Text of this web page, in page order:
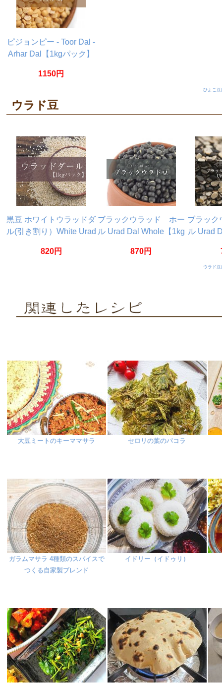
ピジョンピー - Toor Dal -
Arhar Dal【1kgパック】
1150円
ひよこ
ウラド豆
黒豆 ホワイトウラッドダ
ル(引き割り）White Urad
820円
ブラックウラッド ホー
ル Urad Dal Whole【1kg
870円
ブラッ
ル Urad
ウラド
大豆ミートのキーママサラ セロリの葉のパコラ
ガラムマサラ 4種類のスパイスで
つくる自家製ブレンド
イドリー（イドゥリ）